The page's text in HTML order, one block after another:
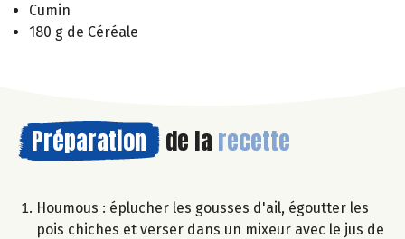
Cumin
180 g de Céréale
Préparation de la recette
Houmous : éplucher les gousses d'ail, égoutter les
pois chiches et verser dans un mixeur avec le jus de